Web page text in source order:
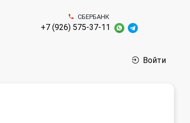
СБЕРБАНК
+7 (926) 575-37-11
Войти